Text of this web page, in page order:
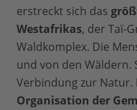
erstreckt sich das
Westafrikas, der Taï-
Waldkomplex. Die
und von den Wäldern.
Verbindung zur Natur.
Organisation der